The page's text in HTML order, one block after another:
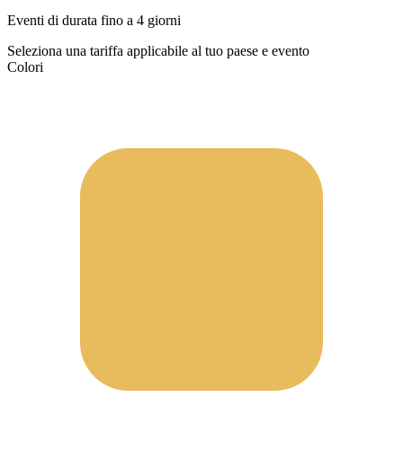
Eventi di durata fino a 4 giorni
Seleziona una tariffa applicabile al tuo paese e evento
Colori